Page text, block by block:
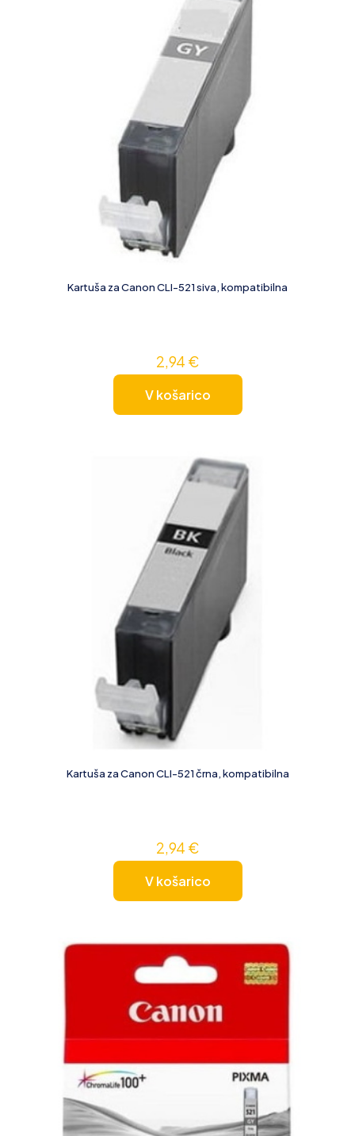
Kartuša za Canon CLI-521 siva, kompatibilna
2,94 €
V košarico
Kartuša za Canon CLI-521 črna, kompatibilna
2,94 €
V košarico